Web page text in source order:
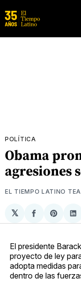
POLÍTICA
Obama
agresiones
EL TIEMPO LATINO
𝕏
Compartir
en
Share
on
El presidente
proyecto de ley
adopta medidas
dentro de las